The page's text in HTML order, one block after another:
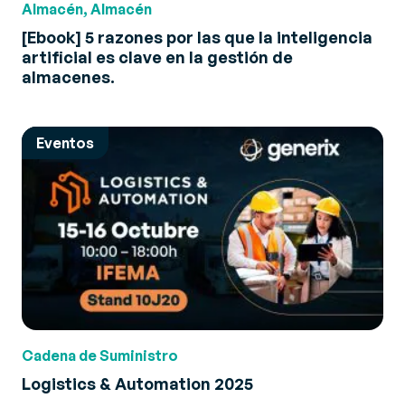
Almacén, Almacén
[Ebook] 5 razones por las que la inteligencia
artificial es clave en la gestión de
almacenes.
Eventos
Cadena de Suministro
Logistics & Automation 2025